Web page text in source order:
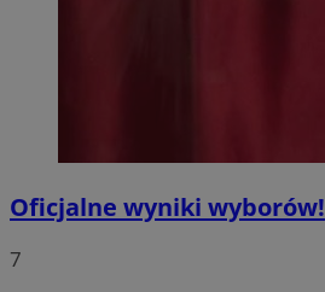
Oficjalne wyniki wyborów!
7